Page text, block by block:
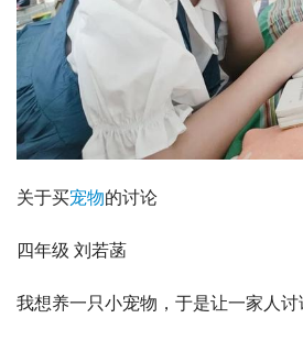
关于买宠物的讨论
四年级 刘若菡
我想养一只小宠物，于是让一家人讨